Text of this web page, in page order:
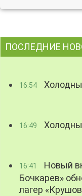
ПОСЛЕДНИЕ
16:54
16:49
16:41
Новый
Бочкарев»
лагер